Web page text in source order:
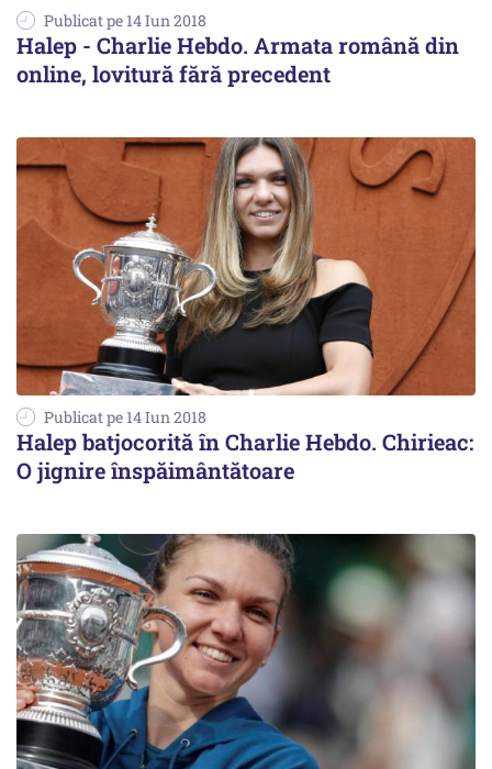
Publicat pe 14 Iun 2018
Halep - Charlie Hebdo. Armata română din
online, lovitură fără precedent
Publicat pe 14 Iun 2018
Halep batjocorită în Charlie Hebdo. Chirieac:
O jignire înspăimântătoare